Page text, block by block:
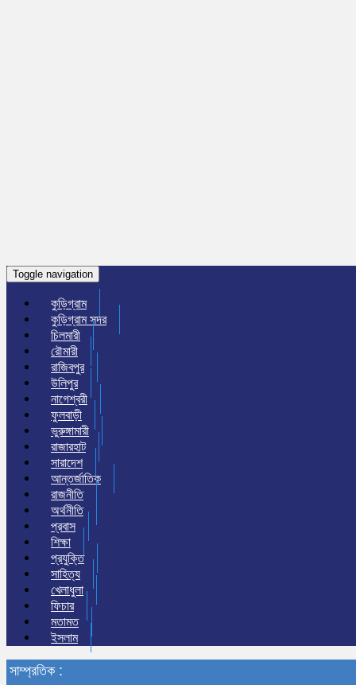
Toggle navigation
কুড়িগ্রাম
কুড়িগ্রাম সদর
চিলমারী
রৌমারী
রাজিবপুর
উলিপুর
নাগেশ্বরী
ফুলবাড়ী
ভুরুঙ্গামারী
রাজারহাট
সারাদেশ
আন্তর্জাতিক
রাজনীতি
অর্থনীতি
প্রবাস
শিক্ষা
প্রযুক্তি
সাহিত্য
খেলাধুলা
ফিচার
মতামত
ইসলাম
সাম্প্রতিক :